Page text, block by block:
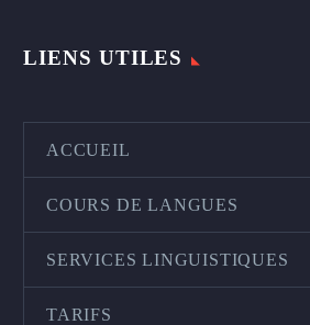
LIENS UTILES
ACCUEIL
COURS DE LANGUES
SERVICES LINGUISTIQUES
TARIFS